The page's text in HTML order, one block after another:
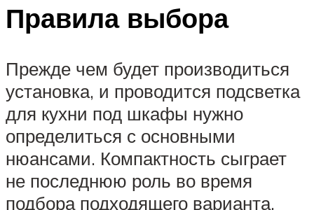
Правила выбора
Прежде чем будет производиться
установка, и проводится подсветка
для кухни под шкафы нужно
определиться с основными
нюансами. Компактность сыграет
не последнюю роль во время
подбора подходящего варианта,